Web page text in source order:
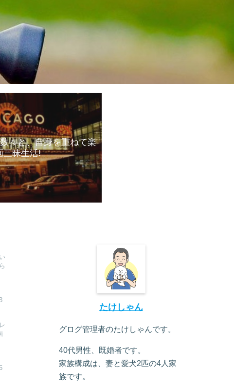
々と、自身を重ねて楽
三昧生活!
たけしゃん
グログ管理者のたけしゃんです。
40代男性、既婚者です。
家族構成は、妻と愛犬2匹の4人家
族です。